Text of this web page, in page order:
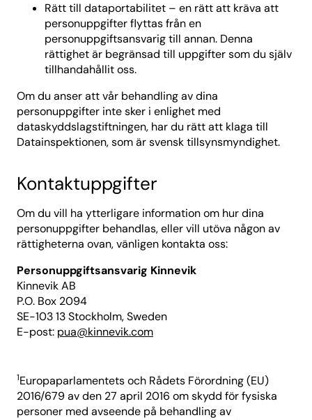
Rätt till dataportabilitet – en rätt att kräva att
personuppgifter flyttas från en
personuppgiftsansvarig till annan. Denna
rättighet är begränsad till uppgifter som du själv
tillhandahållit oss.
Om du anser att vår behandling av dina
personuppgifter inte sker i enlighet med
dataskyddslagstiftningen, har du rätt att klaga till
Datainspektionen, som är svensk tillsynsmyndighet.
Kontaktuppgifter
Om du vill ha ytterligare information om hur dina
personuppgifter behandlas, eller vill utöva någon av
rättigheterna ovan, vänligen kontakta oss:
Personuppgiftsansvarig Kinnevik
Kinnevik AB
P.O. Box 2094
SE-103 13 Stockholm, Sweden
E-post: pua@kinnevik.com
1Europaparlamentets och Rådets Förordning (EU)
2016/679 av den 27 april 2016 om skydd för fysiska
personer med avseende på behandling av